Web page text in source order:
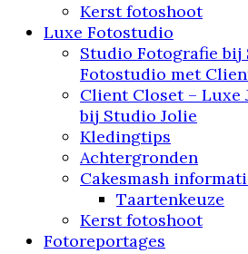
Kerst fotoshoot
Luxe Fotostudio
Studio Fotografie bij
Fotostudio met
Client Closet – Luxe
bij Studio Jolie
Kledingtips
Achtergronden
Cakesmash
Taartenkeuze
Kerst fotoshoot
Fotoreportages